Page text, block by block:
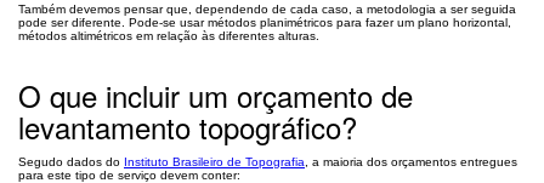
Também devemos pensar que, dependendo de cada caso, a metodologia a ser seguida
pode ser diferente. Pode-se usar métodos planimétricos ​​para fazer um plano horizontal,
métodos altimétricos em relação às diferentes alturas.
O que incluir um orçamento de
levantamento topográfico?
Segudo dados do Instituto Brasileiro de Topografia , a maioria dos orçamentos entregues
para este tipo de serviço devem conter: